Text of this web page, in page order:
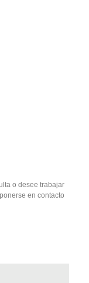
o desee trabajar
en contacto